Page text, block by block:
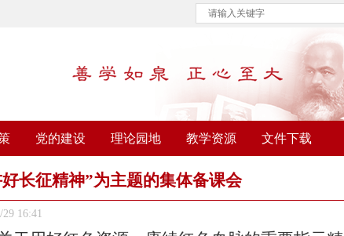
党的建设 理论园地 教学资源 文件下载
长征精神”为主题的集体备课会
16:41